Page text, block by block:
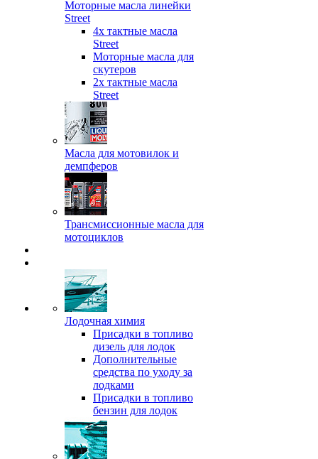
Моторные масла линейки
Street
4х тактные масла
Street
Моторные масла для
скутеров
2х тактные масла
Street
Масла для мотовилок и
демпферов
Трансмиссионные масла для
мотоциклов
Лодочная химия
Присадки в топливо
дизель для лодок
Дополнительные
средства по уходу за
лодками
Присадки в топливо
бензин для лодок